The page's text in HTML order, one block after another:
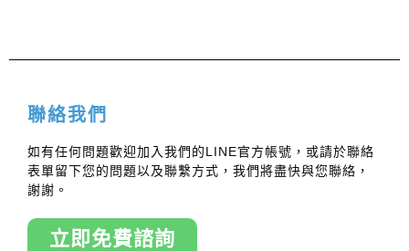
聯絡我們
如有任何問題歡迎加入我們的LINE官方帳號，或請於聯絡
表單留下您的問題以及聯繫方式，我們將盡快與您聯絡，
謝謝。
立即免費諮詢